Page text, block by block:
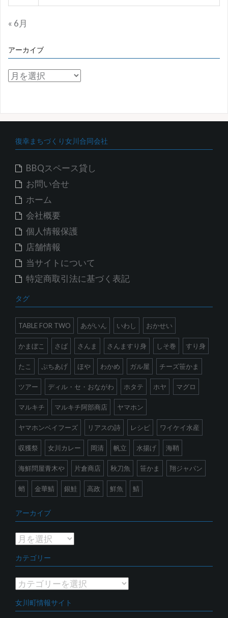
« 6月
アーカイブ
ア
復幸まちづくり女川合同会社
BBQスペース貸し
お問い合せ
ホーム
会社概要
個人情報保護
店舗情報
当サイトについて
特定商取引法に基づく表記
タグ
TABLE FOR TWO あがいん いわし おかせい
かまぼこ さば さんま さんますり身 しそ巻 すり身
たこ ぷちあげ ほや わかめ ガル屋 チーズ笹かま
ツアー ディル・セ・おながわ ホタテ ホヤ マグロ
マルキチ マルキチ阿部商店 ヤマホン
ヤマホンベイフーズ リアスの詩 レシピ ワイケイ水産
収獲祭 女川カレー 岡清 帆立 水揚げ 海鞘
海鮮問屋青木や 片倉商店 秋刀魚 笹かま 翔ジャパン
蛸 金華鯖 銀鮭 高政 鮮魚 鯖
アーカイブ
ア
カ
イ
ブ
カテゴリー
カ
ゴ
女川町情報サイト